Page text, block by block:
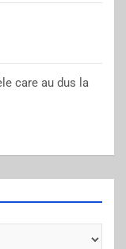
care au dus la